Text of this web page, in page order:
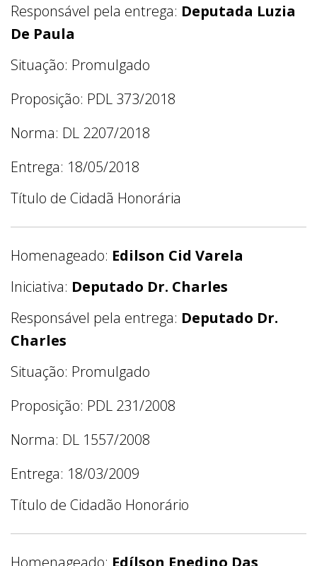
Responsável pela entrega: Deputada Luzia
De Paula
Situação: Promulgado
Proposição: PDL 373/2018
Norma: DL 2207/2018
Entrega: 18/05/2018
Título de Cidadã Honorária
Homenageado: Edilson Cid Varela
Iniciativa: Deputado Dr. Charles
Responsável pela entrega: Deputado Dr.
Charles
Situação: Promulgado
Proposição: PDL 231/2008
Norma: DL 1557/2008
Entrega: 18/03/2009
Título de Cidadão Honorário
Homenageado: Edílson Enedino Das